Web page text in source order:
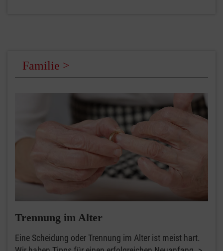
Familie
Trennung im Alter
Eine Scheidung oder Trennung im Alter ist meist hart.